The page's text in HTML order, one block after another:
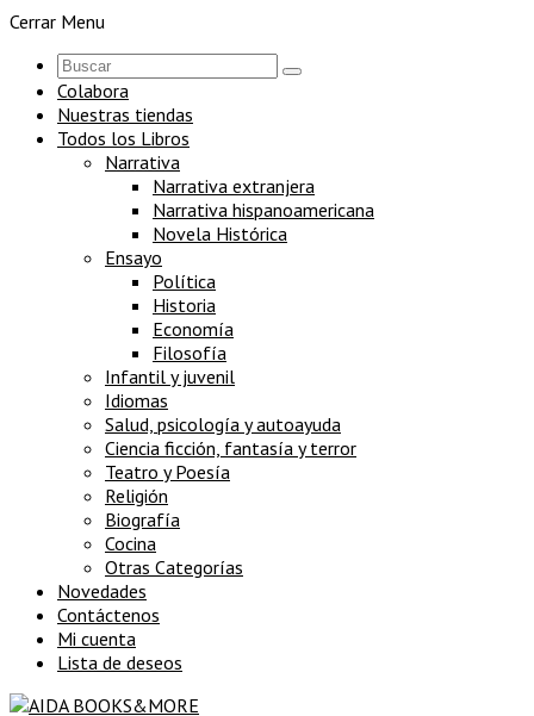
Cerrar Menu
Colabora
Nuestras tiendas
Todos los Libros
Narrativa
Narrativa extranjera
Narrativa hispanoamericana
Novela Histórica
Ensayo
Política
Historia
Economía
Filosofía
Infantil y juvenil
Idiomas
Salud, psicología y autoayuda
Ciencia ficción, fantasía y terror
Teatro y Poesía
Religión
Biografía
Cocina
Otras Categorías
Novedades
Contáctenos
Mi cuenta
Lista de deseos